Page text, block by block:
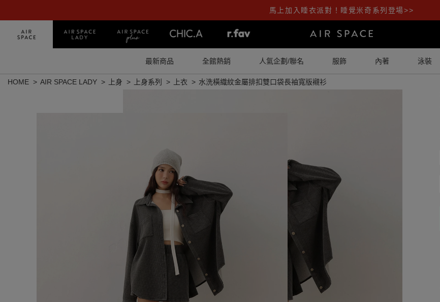
馬上加入睡衣派對！睡覺米奇系列登場>>
最新商品 全館熱銷 人氣企劃/聯名 服飾 內著 泳裝
HOME AIR SPACE LADY 上身 上身系列 上衣 水洗橫織紋金屬排扣雙口袋長袖寬版襯衫